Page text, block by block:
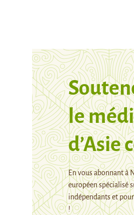
le
d’Asie
En vous abonnant à
européen spécialisé
indépendants et
!